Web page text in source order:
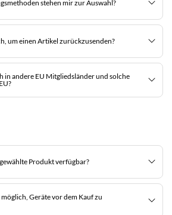
stehen mir zur Auswahl?
um einen Artikel zurückzusenden?
in andere EU Mitgliedsländer und solche
Produkt verfügbar?
Geräte vor dem Kauf zu